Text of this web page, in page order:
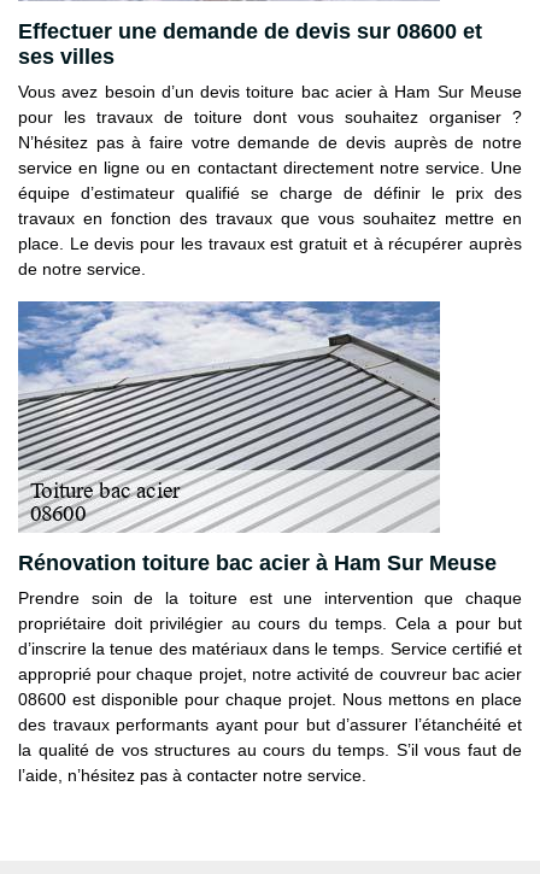
Effectuer une demande de devis sur 08600 et
ses villes
Vous avez besoin d’un devis toiture bac acier à Ham Sur Meuse
pour les travaux de toiture dont vous souhaitez organiser ?
N’hésitez pas à faire votre demande de devis auprès de notre
service en ligne ou en contactant directement notre service. Une
équipe d’estimateur qualifié se charge de définir le prix des
travaux en fonction des travaux que vous souhaitez mettre en
place. Le devis pour les travaux est gratuit et à récupérer auprès
de notre service.
Rénovation toiture bac acier à Ham Sur Meuse
Prendre soin de la toiture est une intervention que chaque
propriétaire doit privilégier au cours du temps. Cela a pour but
d’inscrire la tenue des matériaux dans le temps. Service certifié et
approprié pour chaque projet, notre activité de couvreur bac acier
08600 est disponible pour chaque projet. Nous mettons en place
des travaux performants ayant pour but d’assurer l’étanchéité et
la qualité de vos structures au cours du temps. S’il vous faut de
l’aide, n’hésitez pas à contacter notre service.